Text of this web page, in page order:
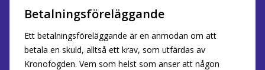
Betalningsföreläggande
Ett betalningsföreläggande är en anmodan om att
betala en skuld, alltså ett krav, som utfärdas av
Kronofogden. Vem som helst som anser att någon